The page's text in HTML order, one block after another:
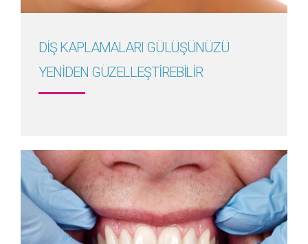
DİŞ KAPLAMALARI GÜLÜŞÜNÜZÜ
YENİDEN GÜZELLEŞTİREBİLİR